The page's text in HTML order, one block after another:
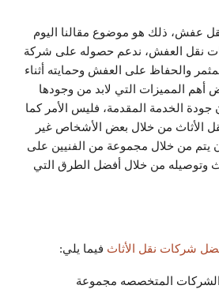
عفش، ذلك هو موضوع مقالنا اليوم
نقل العفش، ندعم حصوله على شركة
والحفاظ على العفش وحمايته أثناء
أهم المميزات التي لابد من وجودها
الخدمة المقدمة، فليس الأمر كما
الأثاث من خلال بعض الأشخاص غير
يتم من خلال مجموعة من الفنيين على
وتوصيله من خلال أفضل الطرق التي
شركات نقل الأثاث فيما يلي:
المتخصصه مجموعة